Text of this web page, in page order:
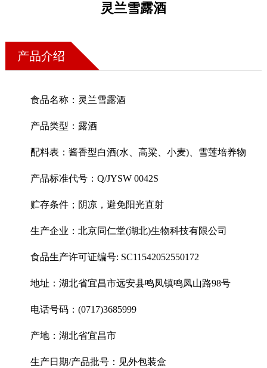
同仁
灵兰雪露酒
产品介绍
食品名称：灵兰雪露酒
产品类型：露酒
配料表：酱香型白酒(水、高粱、小麦)、雪莲培养物
产品标准代号：Q/JYSW 0042S
贮存条件；阴凉，避免阳光直射
生产企业：北京同仁堂(湖北)生物科技有限公司
食品生产许可证编号: SC11542052550172
地址：湖北省宜昌市远安县鸣凤镇鸣凤山路98号
电话号码：(0717)3685999
产地：湖北省宜昌市
生产日期/产品批号：见外包装盒